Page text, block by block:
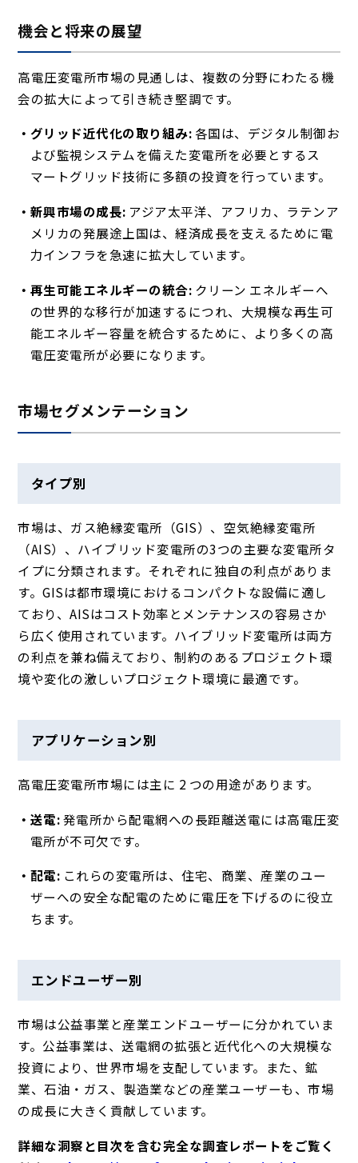
機会と将来の展望
高電圧変電所市場の見通しは、複数の分野にわたる機
会の拡大によって引き続き堅調です。
グリッド近代化の取り組み: 各国は、デジタル制御お
よび監視システムを備えた変電所を必要とするス
マートグリッド技術に多額の投資を行っています。
新興市場の成長: アジア太平洋、アフリカ、ラテンア
メリカの発展途上国は、経済成長を支えるために電
力インフラを急速に拡大しています。
再生可能エネルギーの統合: クリーン エネルギーへ
の世界的な移行が加速するにつれ、大規模な再生可
能エネルギー容量を統合するために、より多くの高
電圧変電所が必要になります。
市場セグメンテーション
タイプ別
市場は、ガス絶縁変電所（GIS）、空気絶縁変電所
（AIS）、ハイブリッド変電所の3つの主要な変電所タ
イプに分類されます。それぞれに独自の利点がありま
す。GISは都市環境におけるコンパクトな設備に適し
ており、AISはコスト効率とメンテナンスの容易さか
ら広く使用されています。ハイブリッド変電所は両方
の利点を兼ね備えており、制約のあるプロジェクト環
境や変化の激しいプロジェクト環境に最適です。
アプリケーション別
高電圧変電所市場には主に 2 つの用途があります。
送電:発電所から配電網への長距離送電には高電圧変
電所が不可欠です。
配電: これらの変電所は、住宅、商業、産業のユー
ザーへの安全な配電のために電圧を下げるのに役立
ちます。
エンドユーザー別
市場は公益事業と産業エンドユーザーに分かれていま
す。公益事業は、送電網の拡張と近代化への大規模な
投資により、世界市場を支配しています。また、鉱
業、石油・ガス、製造業などの産業ユーザーも、市場
の成長に大きく貢献しています。
詳細な洞察と目次を含む完全な調査レポートをご覧く